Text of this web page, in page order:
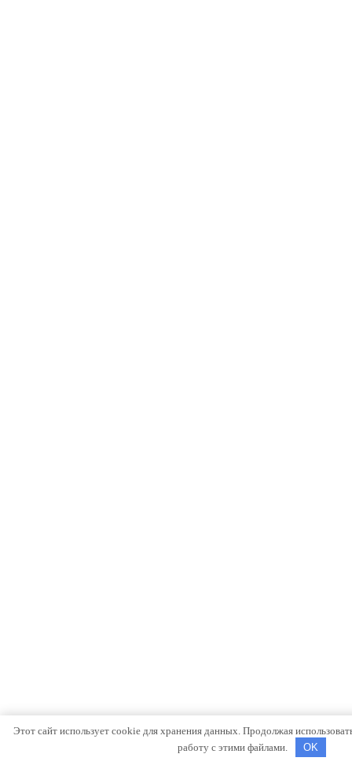
Этот сайт использует cookie для хранения данных. Продолжая
работу с этими файлами.
OK